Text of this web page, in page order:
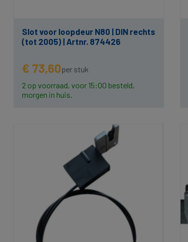
Slot voor loopdeur N80 | DIN rechts
(tot 2005) | Artnr. 874426
€ 73,60per stuk
2 op voorraad, voor 15:00 besteld,
morgen in huis.